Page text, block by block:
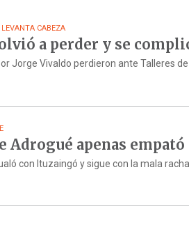
CABEZA
a perder y se
Jorge Vivaldo perdieron ante Talleres
Adrogué apenas
con Ituzaingó y sigue con la mala